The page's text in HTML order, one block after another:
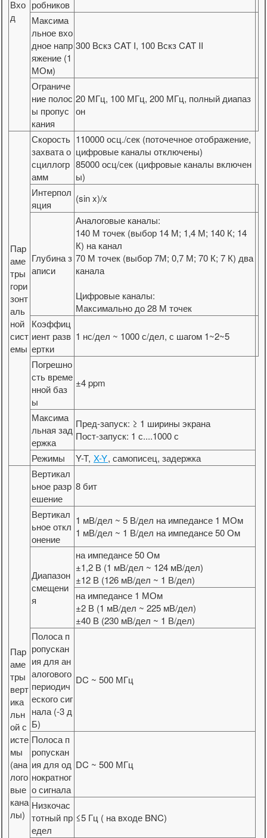
Вхо
д
робников
Максима
льное вхо
дное напр
яжение (1
МОм)
300 Вскз CAT I, 100 Вскз CAT II
Ограниче
ние полос
ы пропус
кания
20 МГц, 100 МГц, 200 МГц, полный диапаз
он
Пар
аме
тры
гори
зонт
аль
ной
сист
емы
Скорость
захвата о
сциллогр
амм
110000 осц./сек (поточечное отображение,
цифровые каналы отключены)
85000 осц/сек (цифровые каналы включен
ы)
Интерпол
яция
(sin x)/x
Глубина з
аписи
Аналоговые каналы:
140 М точек (выбор 14 М; 1,4 М; 140 К; 14
К) на канал
70 М точек (выбор 7М; 0,7 М; 70 К; 7 К) два
канала
Цифровые каналы:
Максимально до 28 М точек
Коэффиц
иент разв
ертки
1 нс/дел ~ 1000 с/дел, с шагом 1~2~5
Погрешно
сть време
нной баз
ы
±4 ppm
Максима
льная зад
ержка
Пред-запуск: ≥ 1 ширины экрана
Пост-запуск: 1 с....1000 с
Режимы
Y-T, X-Y, самописец, задержка
Пар
аме
тры
верт
ика
льн
ой с
исте
мы
(ана
лого
вые
кана
лы)
Вертикал
ьное разр
ешение
8 бит
Вертикал
ьное откл
онение
1 мВ/дел ~ 5 В/дел на импедансе 1 МОм
1 мВ/дел ~ 1 В/дел на импедансе 50 Ом
Диапазон
смещени
я
на импедансе 50 Ом
±1,2 В (1 мВ/дел ~ 124 мВ/дел)
±12 В (126 мВ/дел ~ 1 В/дел)
на импедансе 1 МОм
±2 В (1 мВ/дел ~ 225 мВ/дел)
±40 В (230 мВ/дел ~ 1 В/дел)
Полоса п
ропускан
ия для ан
алогового
периодич
еского сиг
нала (-3 д
Б)
DC ~ 500 МГц
Полоса п
ропускан
ия для од
нократног
о сигнала
DC ~ 500 МГц
Низкочас
тотный пр
едел
≤5 Гц ( на входе BNC)